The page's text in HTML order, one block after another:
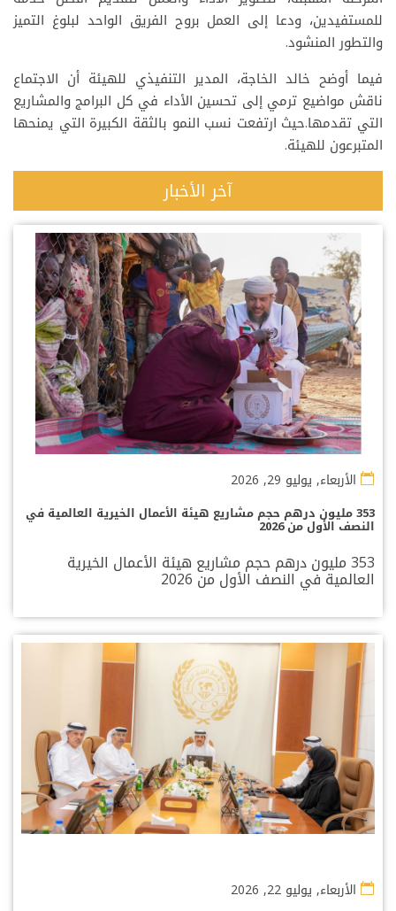
للمستفيدين، ودعا إلى العمل بروح الفريق الواحد لبلوغ التميز
والتطور المنشود.
فيما أوضح خالد الخاجة، المدير التنفيذي للهيئة أن الاجتماع
ناقش مواضيع ترمي إلى تحسين الأداء في كل البرامج والمشاريع
التي تقدمها.حيث ارتفعت نسب النمو بالثقة الكبيرة التي يمنحها
المتبرعون للهيئة.
آخر الأخبار
الأربعاء, يوليو 29, 2026
353 مليون درهم حجم مشاريع هيئة الأعمال الخيرية العالمية في
النصف الأول من 2026
353 مليون درهم حجم مشاريع هيئة الأعمال الخيرية
العالمية في النصف الأول من 2026
الأربعاء, يوليو 22, 2026